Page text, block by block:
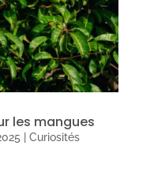
les mangues
Curiosités